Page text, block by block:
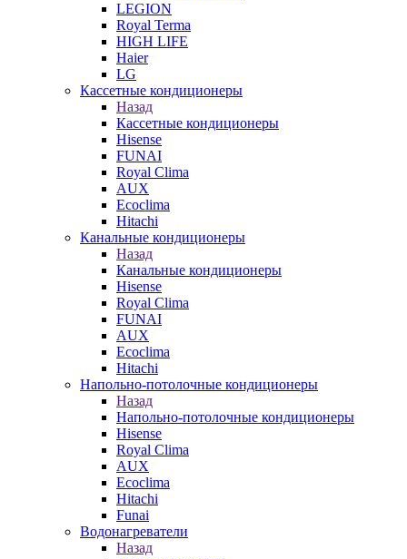
LEGION
Royal Terma
HIGH LIFE
Haier
LG
Кассетные кондиционеры
Назад
Кассетные кондиционеры
Hisense
FUNAI
Royal Clima
AUX
Ecoclima
Hitachi
Канальные кондиционеры
Назад
Канальные кондиционеры
Hisense
Royal Clima
FUNAI
AUX
Ecoclima
Hitachi
Напольно-потолочные кондиционеры
Назад
Напольно-потолочные кондиционеры
Hisense
Royal Clima
AUX
Ecoclima
Hitachi
Funai
Водонагреватели
Назад